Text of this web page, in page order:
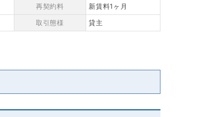
再契約料
新賃料1ヶ月
取引態様 貸主